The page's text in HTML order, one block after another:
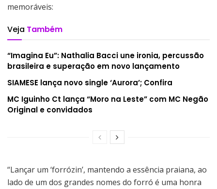
memoráveis:
Veja Também
“Imagina Eu”: Nathalia Bacci une ironia, percussão
brasileira e superação em novo lançamento
SIAMESE lança novo single ‘Aurora’; Confira
MC Iguinho Ct lança “Moro na Leste” com MC Negão
Original e convidados
“Lançar um ‘forrózin’, mantendo a essência praiana, ao
lado de um dos grandes nomes do forró é uma honra